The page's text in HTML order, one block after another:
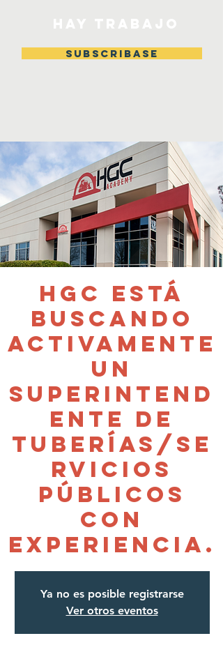
Subscribase
HGC está
buscando
activamente
un
superintend
ente de
tuberías/se
rvicios
públicos
con
experiencia.
Ya no es posible registrarse
Ver otros eventos